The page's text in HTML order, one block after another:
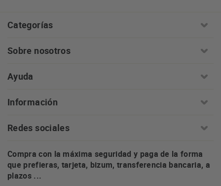
Categorías
Sobre nosotros
Ayuda
Información
Redes sociales
Compra con la máxima seguridad y paga de la forma
que prefieras, tarjeta, bizum, transferencia bancaria, a
plazos ...